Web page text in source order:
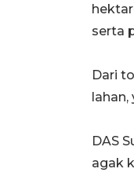
serta
Dari
DAS
agak